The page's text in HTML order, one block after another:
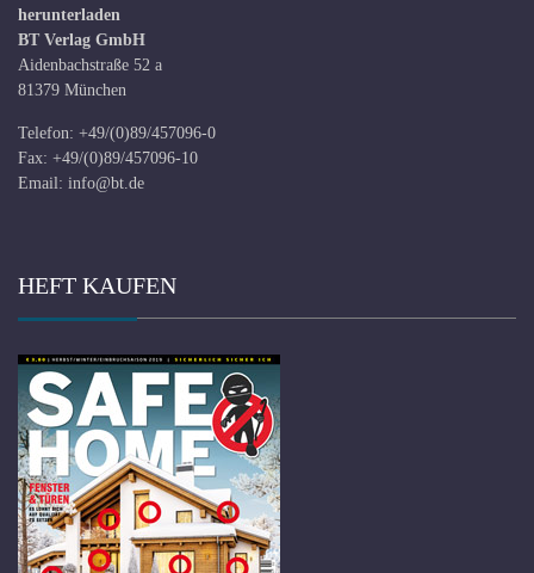
herunterladen
BT Verlag GmbH
Aidenbachstraße 52 a
81379 München
Telefon: +49/(0)89/457096-0
Fax: +49/(0)89/457096-10
Email: info@bt.de
HEFT KAUFEN